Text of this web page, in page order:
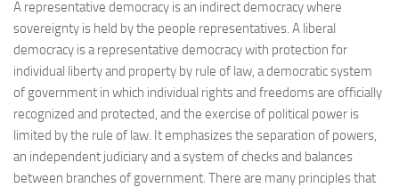
A representative democracy is an indirect democracy where
sovereignty is held by the people representatives. A liberal
democracy is a representative democracy with protection for
individual liberty and property by rule of law, a democratic system
of government in which individual rights and freedoms are officially
recognized and protected, and the exercise of political power is
limited by the rule of law. It emphasizes the separation of powers,
an independent judiciary and a system of checks and balances
between branches of government. There are many principles that